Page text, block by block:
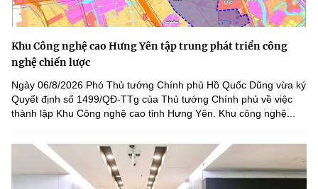
Khu Công nghệ cao Hưng Yên tập trung phát triển công
nghệ chiến lược
Ngày 06/8/2026 Phó Thủ tướng Chính phủ Hồ Quốc Dũng vừa ký
Quyết định số 1499/QĐ-TTg của Thủ tướng Chính phủ về việc
thành lập Khu Công nghệ cao tỉnh Hưng Yên. Khu công nghệ...